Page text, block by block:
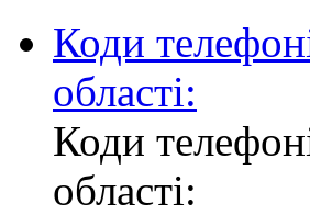
Коди
області:
Коди
області: